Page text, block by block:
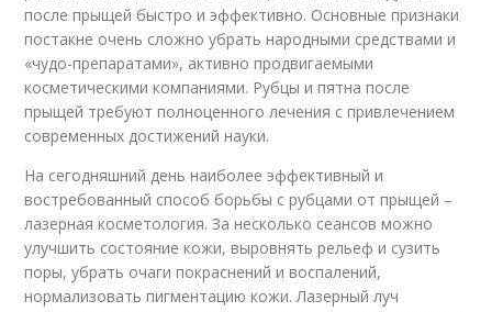
после прыщей быстро и эффективно. Основные признаки
постакне очень сложно убрать народными средствами и
«чудо-препаратами», активно продвигаемыми
косметическими компаниями. Рубцы и пятна после
прыщей требуют полноценного лечения с привлечением
современных достижений науки.
На сегодняшний день наиболее эффективный и
востребованный способ борьбы с рубцами от прыщей –
лазерная косметология. За несколько сеансов можно
улучшить состояние кожи, выровнять рельеф и сузить
поры, убрать очаги покраснений и воспалений,
нормализовать пигментацию кожи. Лазерный луч